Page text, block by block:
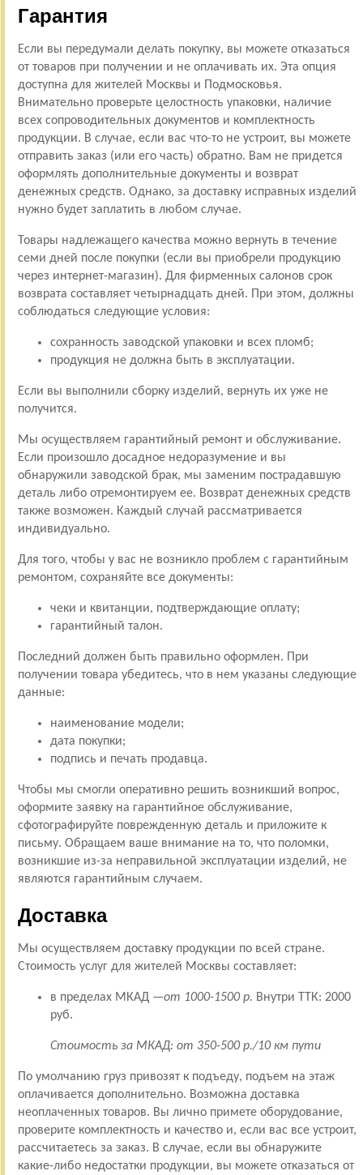
Гарантия
Если вы передумали делать покупку, вы можете отказаться
от товаров при получении и не оплачивать их. Эта опция
доступна для жителей Москвы и Подмосковья.
Внимательно проверьте целостность упаковки, наличие
всех сопроводительных документов и комплектность
продукции. В случае, если вас что-то не устроит, вы можете
отправить заказ (или его часть) обратно. Вам не придется
оформлять дополнительные документы и возврат
денежных средств. Однако, за доставку исправных изделий
нужно будет заплатить в любом случае.
Товары надлежащего качества можно вернуть в течение
семи дней после покупки (если вы приобрели продукцию
через интернет-магазин). Для фирменных салонов срок
возврата составляет четырнадцать дней. При этом, должны
соблюдаться следующие условия:
сохранность заводской упаковки и всех пломб;
продукция не должна быть в эксплуатации.
Если вы выполнили сборку изделий, вернуть их уже не
получится.
Мы осуществляем гарантийный ремонт и обслуживание.
Если произошло досадное недоразумение и вы
обнаружили заводской брак, мы заменим пострадавшую
деталь либо отремонтируем ее. Возврат денежных средств
также возможен. Каждый случай рассматривается
индивидуально.
Для того, чтобы у вас не возникло проблем с гарантийным
ремонтом, сохраняйте все документы:
чеки и квитанции, подтверждающие оплату;
гарантийный талон.
Последний должен быть правильно оформлен. При
получении товара убедитесь, что в нем указаны следующие
данные:
наименование модели;
дата покупки;
подпись и печать продавца.
Чтобы мы смогли оперативно решить возникший вопрос,
оформите заявку на гарантийное обслуживание,
сфотографируйте поврежденную деталь и приложите к
письму. Обращаем ваше внимание на то, что поломки,
возникшие из-за неправильной эксплуатации изделий, не
являются гарантийным случаем.
Доставка
Мы осуществляем доставку продукции по всей стране.
Стоимость услуг для жителей Москвы составляет:
в пределах МКАД —от 1000-1500 р. Внутри ТТК: 2000
руб.
Стоимость за МКАД: от 350-500 р./10 км пути
По умолчанию груз привозят к подъеду, подъем на этаж
оплачивается дополнительно. Возможна доставка
неоплаченных товаров. Вы лично примете оборудование,
проверите комплектность и качество и, если вас все устроит,
рассчитаетесь за заказ. В случае, если вы обнаружите
какие-либо недостатки продукции, вы можете отказаться от